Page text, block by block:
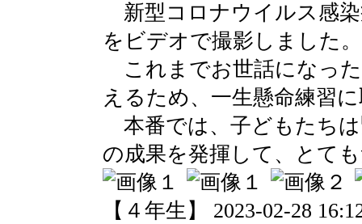
新型コロナウイルス感
をビデオで撮影しました。
これまでお世話になっ
えるため、一生懸命練習
本番では、子どもたち
の成果を発揮して、とて
【４年生】 2023-02-28